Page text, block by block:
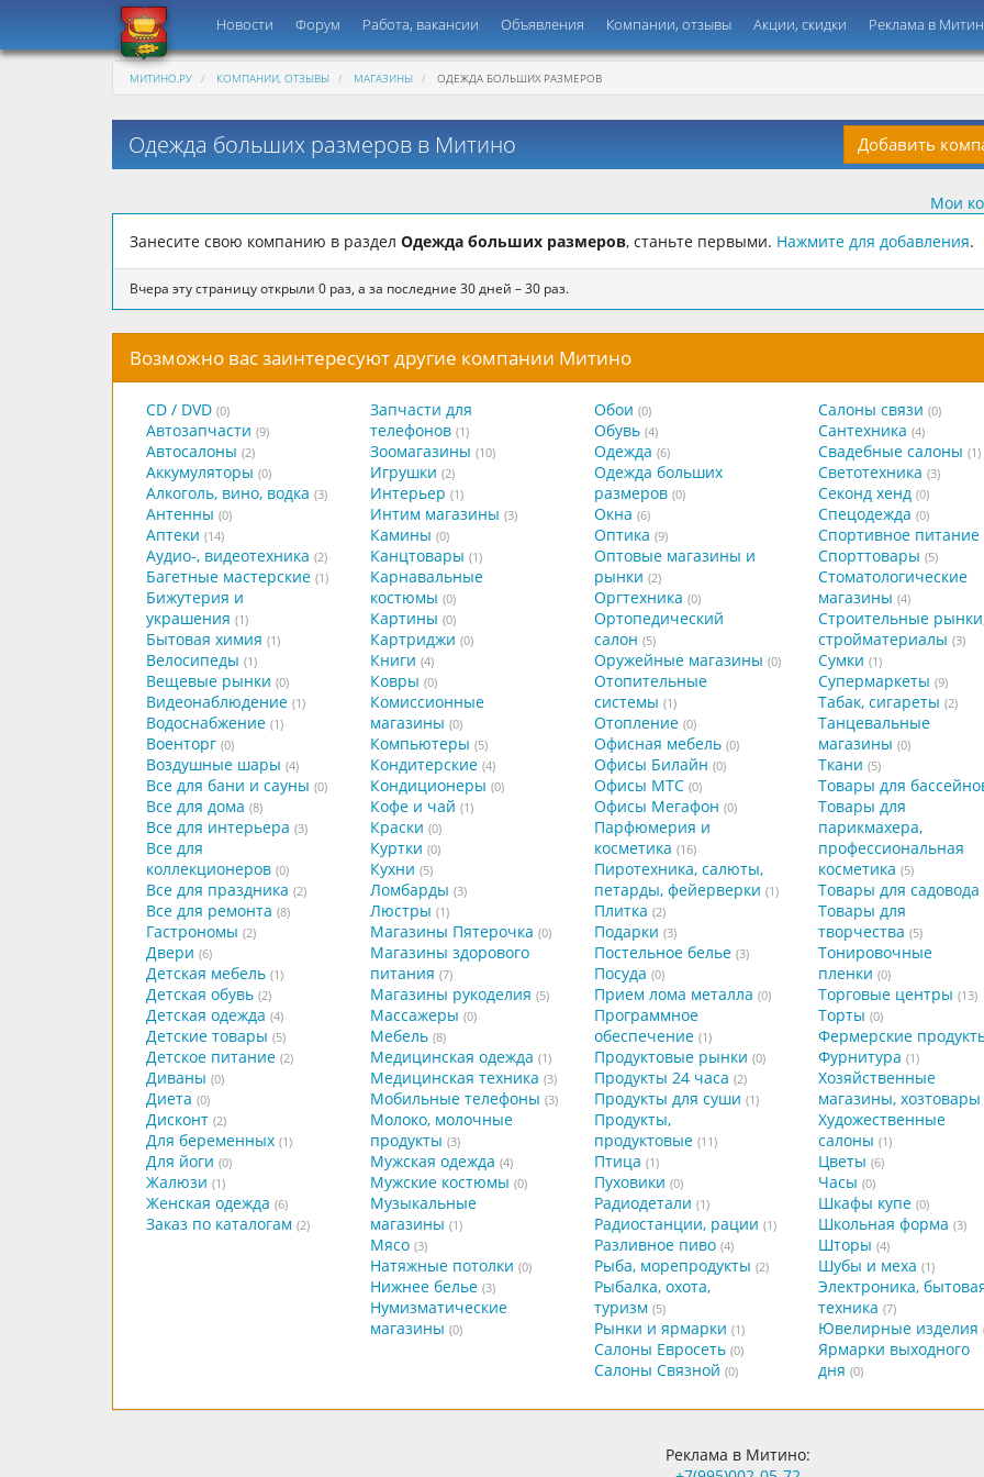
Новости Форум Работа, вакансии Объявления Компании, отзывы Акции, скидки Реклама в
МИТИНО.РУ КОМПАНИИ, ОТЗЫВЫ МАГАЗИНЫ ОДЕЖДА БОЛЬШИХ РАЗМЕРОВ
Одежда больших размеров в Митино Добавить
Мои
Занесите свою компанию в раздел Одежда больших размеров, станьте первыми. Нажмите для добавления.
Вчера эту страницу открыли 0 раз, а за последние 30 дней – 30 раз.
Возможно вас заинтересуют другие компании Митино
CD / DVD (0)
Автозапчасти (9)
Автосалоны (2)
Аккумуляторы (0)
Алкоголь, вино, водка (3)
Антенны (0)
Аптеки (14)
Аудио-, видеотехника (2)
Багетные мастерские (1)
Бижутерия и
украшения (1)
Бытовая химия (1)
Велосипеды (1)
Вещевые рынки (0)
Видеонаблюдение (1)
Водоснабжение (1)
Военторг (0)
Воздушные шары (4)
Все для бани и сауны (0)
Все для дома (8)
Все для интерьера (3)
Все для
коллекционеров (0)
Все для праздника (2)
Все для ремонта (8)
Гастрономы (2)
Двери (6)
Детская мебель (1)
Детская обувь (2)
Детская одежда (4)
Детские товары (5)
Детское питание (2)
Диваны (0)
Диета (0)
Дисконт (2)
Для беременных (1)
Для йоги (0)
Жалюзи (1)
Женская одежда (6)
Заказ по каталогам (2)
Запчасти для
телефонов (1)
Зоомагазины (10)
Игрушки (2)
Интерьер (1)
Интим магазины (3)
Камины (0)
Канцтовары (1)
Карнавальные
костюмы (0)
Картины (0)
Картриджи (0)
Книги (4)
Ковры (0)
Комиссионные
магазины (0)
Компьютеры (5)
Кондитерские (4)
Кондиционеры (0)
Кофе и чай (1)
Краски (0)
Куртки (0)
Кухни (5)
Ломбарды (3)
Люстры (1)
Магазины Пятерочка (0)
Магазины здорового
питания (7)
Магазины рукоделия (5)
Массажеры (0)
Мебель (8)
Медицинская одежда (1)
Медицинская техника (3)
Мобильные телефоны (3)
Молоко, молочные
продукты (3)
Мужская одежда (4)
Мужские костюмы (0)
Музыкальные
магазины (1)
Мясо (3)
Натяжные потолки (0)
Нижнее белье (3)
Нумизматические
магазины (0)
Обои (0)
Обувь (4)
Одежда (6)
Одежда больших
размеров (0)
Окна (6)
Оптика (9)
Оптовые магазины и
рынки (2)
Оргтехника (0)
Ортопедический
салон (5)
Оружейные магазины (0)
Отопительные
системы (1)
Отопление (0)
Офисная мебель (0)
Офисы Билайн (0)
Офисы МТС (0)
Офисы Мегафон (0)
Парфюмерия и
косметика (16)
Пиротехника, салюты,
петарды, фейерверки (1)
Плитка (2)
Подарки (3)
Постельное белье (3)
Посуда (0)
Прием лома металла (0)
Программное
обеспечение (1)
Продуктовые рынки (0)
Продукты 24 часа (2)
Продукты для суши (1)
Продукты,
продуктовые (11)
Птица (1)
Пуховики (0)
Радиодетали (1)
Радиостанции, рации (1)
Разливное пиво (4)
Рыба, морепродукты (2)
Рыбалка, охота,
туризм (5)
Рынки и ярмарки (1)
Салоны Евросеть (0)
Салоны Связной (0)
Салоны связи (0)
Сантехника (4)
Свадебные салоны (1)
Светотехника (3)
Секонд хенд (0)
Спецодежда (0)
Спортивное питание
Спорттовары (5)
Стоматологические
магазины (4)
Строительные
стройматериалы (3)
Сумки (1)
Супермаркеты (9)
Табак, сигареты (2)
Танцевальные
магазины (0)
Ткани (5)
Товары для
Товары для
парикмахера,
профессиональная
косметика (5)
Товары для садовода
Товары для
творчества (5)
Тонировочные
пленки (0)
Торговые центры (13)
Торты (0)
Фермерские
Фурнитура (1)
Хозяйственные
магазины, хозтовары
Художественные
салоны (1)
Цветы (6)
Часы (0)
Шкафы купе (0)
Школьная форма (3)
Шторы (4)
Шубы и меха (1)
Электроника,
техника (7)
Ювелирные изделия
Ярмарки выходного
дня (0)
Реклама в Митино: